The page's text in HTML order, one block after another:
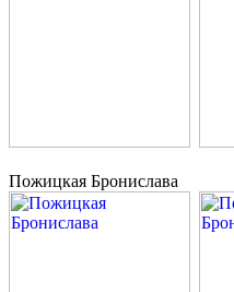
Пожицкая Бронислава